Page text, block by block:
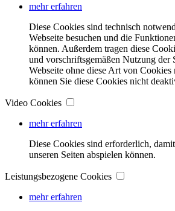
mehr erfahren
Diese Cookies sind technisch
Webseite besuchen und die
können. Außerdem tragen diese
und vorschriftsgemäßen Nutzung der
Webseite ohne diese Art von
können Sie diese Cookies nicht
Video Cookies
mehr erfahren
Diese Cookies sind erforderlich,
unseren Seiten abspielen können.
Leistungsbezogene Cookies
mehr erfahren